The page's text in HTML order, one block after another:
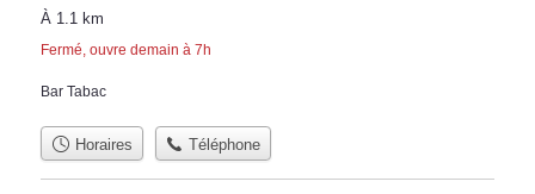
À 1.1 km
Fermé, ouvre demain à 7h
Bar Tabac
Horaires Téléphone